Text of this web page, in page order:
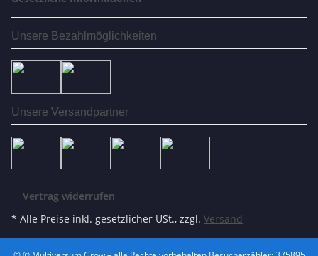
Unsere Bezahlmöglichkeiten
Unsere Versandpartner
Vertrag widerrufen
* Alle Preise inkl. gesetzlicher USt., zzgl. Versand